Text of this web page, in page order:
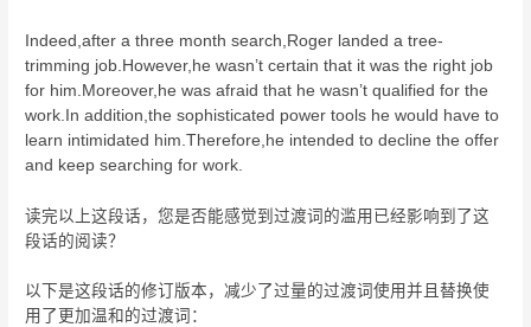
Indeed,after a three month search,Roger landed a tree-
trimming job.However,he wasn’t certain that it was the right job
for him.Moreover,he was afraid that he wasn’t qualified for the
work.In addition,the sophisticated power tools he would have to
learn intimidated him.Therefore,he intended to decline the offer
and keep searching for work.
读完以上这段话，您是否能感觉到过渡词的滥用已经影响到了这
段话的阅读？
以下是这段话的修订版本，减少了过量的过渡词使用并且替换使
用了更加温和的过渡词：